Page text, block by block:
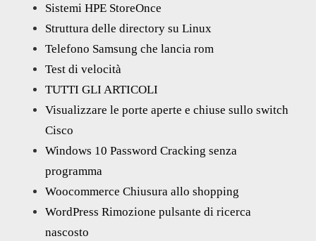
Sistemi HPE StoreOnce
Struttura delle directory su Linux
Telefono Samsung che lancia rom
Test di velocità
TUTTI GLI ARTICOLI
Visualizzare le porte aperte e chiuse sullo switch
Cisco
Windows 10 Password Cracking senza
programma
Woocommerce Chiusura allo shopping
WordPress Rimozione pulsante di ricerca
nascosto